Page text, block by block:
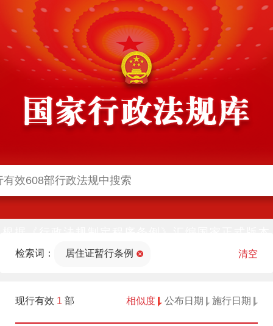
法部官网)同步公布
检索词： 居住证暂行条例 清空
现行有效 1 部 相似度 公布日期 施行日期